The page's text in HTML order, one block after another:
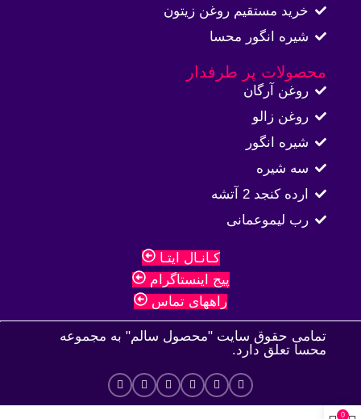
خرید مستقیم روغن زیتون
شیره انگور محسا
محصولات پر طرفدار
روغن آرگان
روغن زالو
شیره انگور
سه شیره
ارده کنجد 2 آتشه
رب لیموعمانی
کـانـال ایتـا
پیج اینستاگرام
راههای تماس
تمامی حقوق سایت "محصول سالم" به مجموعه
محسا تعلق دارد.
0